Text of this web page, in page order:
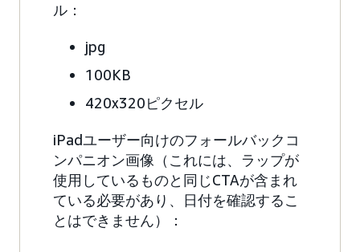
ル：
jpg
100KB
420x320ピクセル
iPadユーザー向けのフォールバックコ
ンパニオン画像（これには、ラップが
使用しているものと同じCTAが含まれ
ている必要があり、日付を確認するこ
とはできません）：